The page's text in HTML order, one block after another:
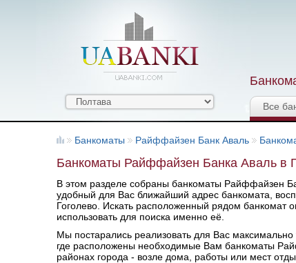
Все
Банкоматы Райффайзен Банк Аваль
Банкоматы Райффайзен Банка Аваль в
В этом разделе собраны банкоматы Райффайзен
удобный для Вас ближайший адрес банкомата,
Гоголево. Искать расположенный рядом
использовать для поиска именно её.
Мы постарались реализовать для Вас максимально
где расположены необходимые Вам банкоматы
районах города - возле дома, работы или мест